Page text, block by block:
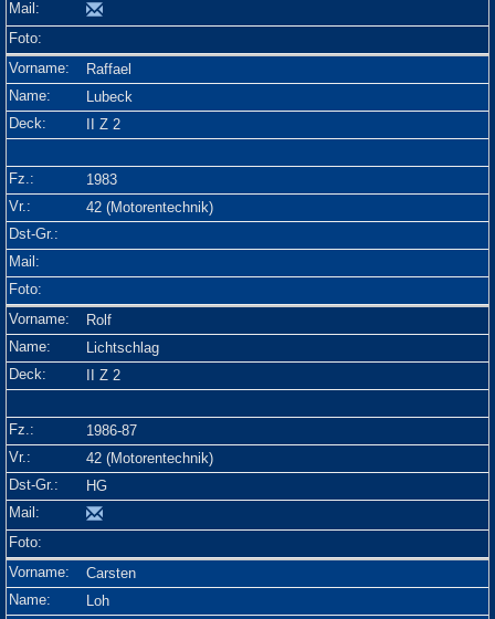
Raffael
Lubeck
II Z 2
1983
42 (Motorentechnik)
Rolf
Lichtschlag
II Z 2
1986-87
42 (Motorentechnik)
HG
Carsten
Loh